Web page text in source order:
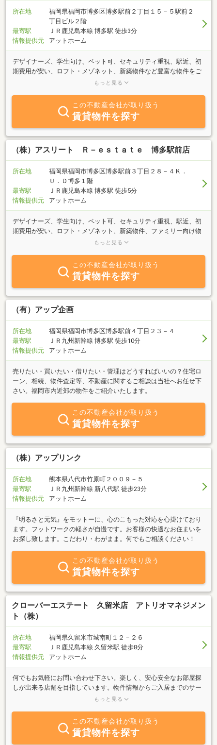
所在地
福岡県福岡市博多区博多駅前２丁目１５－５駅前２
丁目ビル２階
最寄駅
ＪＲ鹿児島本線 博多駅 徒歩3分
情報提供元
アットホーム
デザイナーズ、学生向け、ペット可、セキュリティ重視、駅近、初
期費用が安い、ロフト・メゾネット、新築物件など豊富な物件をご
用意しています。福岡の賃貸マンション、賃貸アパート、賃貸管理
もっと見る
この不動産会社が取り扱う
賃貸物件を探す
（株）アスリート Ｒ－ｅｓｔａｔｅ 博多駅前店
所在地
福岡県福岡市博多区博多駅前３丁目２８－４Ｋ．
Ｕ．Ｄ博多１階
最寄駅
ＪＲ鹿児島本線 博多駅 徒歩5分
情報提供元
アットホーム
デザイナーズ、学生向け、ペット可、セキュリティ重視、駅近、初
期費用が安い、ロフト・メゾネット、新築物件、ファミリー向け物
件など豊富な物件をご用意しています。福岡市内の物件は全てご紹
もっと見る
この不動産会社が取り扱う
賃貸物件を探す
（有）アップ企画
所在地
福岡県福岡市博多区博多駅前４丁目２３－４
最寄駅
ＪＲ九州新幹線 博多駅 徒歩10分
情報提供元
アットホーム
売りたい・買いたい・借りたい・管理はどうすればいいの？住宅ロ
ーン、相続、物件査定等、不動産に関するご相談は当社へお任せ下
さい。福岡市内近郊の物件をご紹介いたします。
この不動産会社が取り扱う
賃貸物件を探す
（株）アップリンク
所在地
熊本県八代市竹原町２００９－５
最寄駅
ＪＲ九州新幹線 新八代駅 徒歩23分
情報提供元
アットホーム
『明るさと元気』をモットーに、心のこもった対応を心掛けており
ます。フットワークの軽さが自慢です。お客様の快適なお住まいを
お探し致します。こだわり・わがまま。何でもご相談ください！
この不動産会社が取り扱う
賃貸物件を探す
クローバーエステート 久留米店 アトリオマネジメン
ト（株）
所在地
福岡県久留米市城南町１２－２６
最寄駅
ＪＲ鹿児島本線 久留米駅 徒歩8分
情報提供元
アットホーム
何でもお気軽にお問い合わせ下さい。楽しく、安心安全なお部屋探
しが出来る店舗を目指しています。物件情報からご入居までのサー
ビスをスタッフ一同、精一杯努めさせて頂きます。★女性スタッフ
ださい。★電話工事完了しました。ご迷惑をおかけしました。★当
事務所ビル駐車場拡張工事(11台を予定）を行います。よろしくお願
もっと見る
この不動産会社が取り扱う
賃貸物件を探す